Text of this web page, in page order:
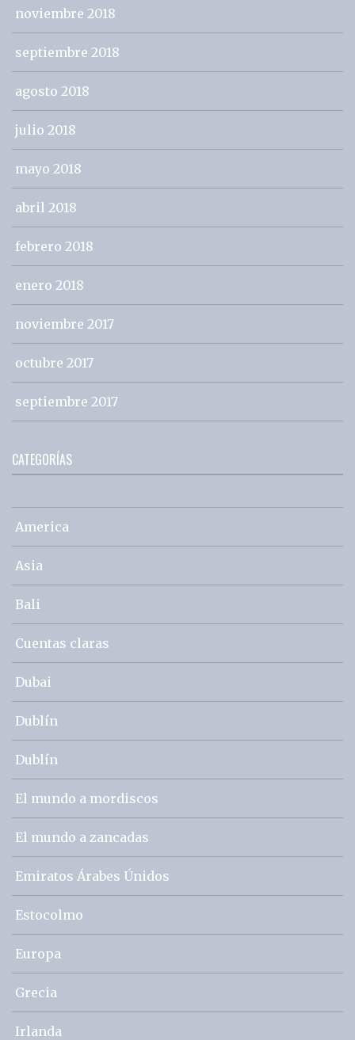
noviembre 2018
septiembre 2018
agosto 2018
julio 2018
mayo 2018
abril 2018
febrero 2018
enero 2018
noviembre 2017
octubre 2017
septiembre 2017
CATEGORÍAS
America
Asia
Bali
Cuentas claras
Dubai
Dublín
Dublín
El mundo a mordiscos
El mundo a zancadas
Emiratos Árabes Únidos
Estocolmo
Europa
Grecia
Irlanda